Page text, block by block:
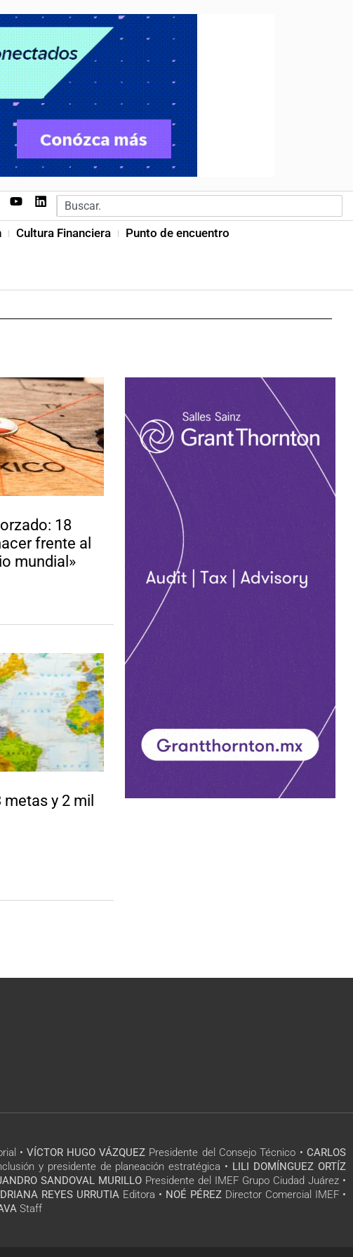
Cultura Financiera Punto de encuentro
18
frente al
mundial»
y 2 mil
• VÍCTOR HUGO VÁZQUEZ Presidente del Consejo Técnico • CARLOS
y presidente de planeación estratégica • LILI DOMÍNGUEZ ORTÍZ
SANDOVAL MURILLO Presidente del IMEF Grupo Ciudad Juárez •
REYES URRUTIA Editora • NOÉ PÉREZ Director Comercial IMEF •
Staff